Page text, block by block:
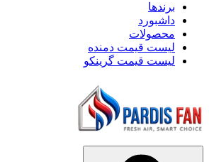
برندها
داشبورد
محصولات
لیست قیمت دمنده
لیست قیمت گرینکو